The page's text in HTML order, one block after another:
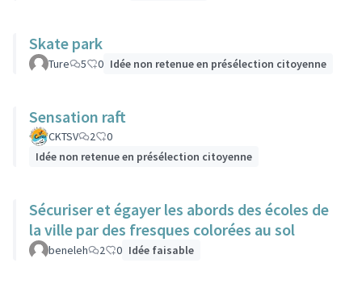
Skate park
Ture 5 0 Idée non retenue en présélection citoyenne
Sensation raft
CKTSV 2
0
Idée non retenue en présélection citoyenne
Sécuriser et égayer les abords des écoles de
la ville par des fresques colorées au sol
beneleh 2 0 Idée faisable